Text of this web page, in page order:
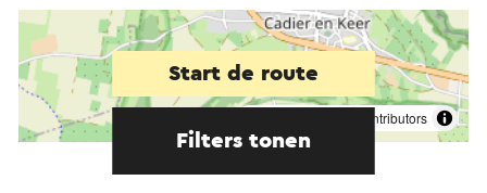
contributors
Start de route
Filters tonen